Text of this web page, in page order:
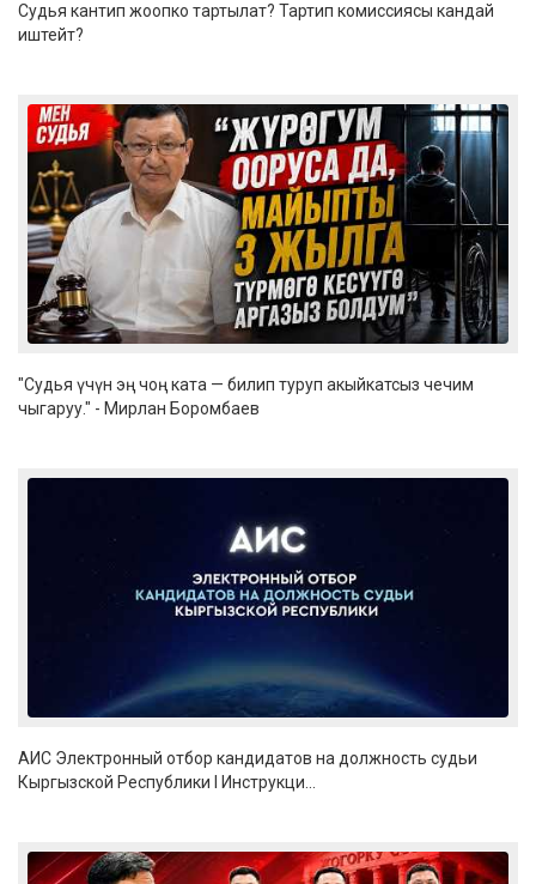
Судья кантип жоопко тартылат? Тартип комиссиясы кандай
иштейт?
"Судья үчүн эң чоң ката — билип туруп акыйкатсыз чечим
чыгаруу." - Мирлан Боромбаев
АИС Электронный отбор кандидатов на должность судьи
Кыргызской Республики I Инструкци...